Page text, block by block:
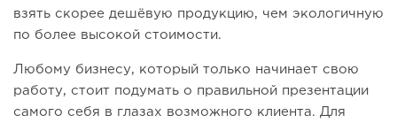
взять скорее дешёвую продукцию, чем экологичную
по более высокой стоимости.
Любому бизнесу, который только начинает свою
работу, стоит подумать о правильной презентации
самого себя в глазах возможного клиента. Для